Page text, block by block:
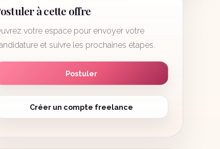
à cette offre
votre espace pour envoyer votre
et suivre les prochaines étapes.
Postuler
Créer un compte freelance